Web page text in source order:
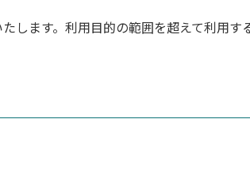
します。利用目的の範囲を超えて利用す